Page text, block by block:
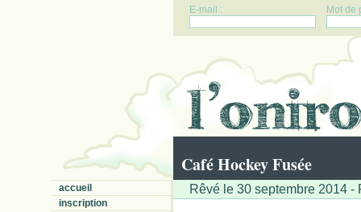
E-mail : Mot de
Café Hockey Fusée
accueil
inscription
Rêvé le 30 septembre 2014 -